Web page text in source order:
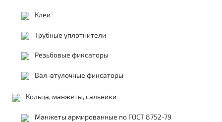
Клеи
Трубные уплотнители
Резьбовые фиксаторы
Вал-втулочные фиксаторы
Кольца, манжеты, сальники
Манжеты армированные по ГОСТ 8752-79